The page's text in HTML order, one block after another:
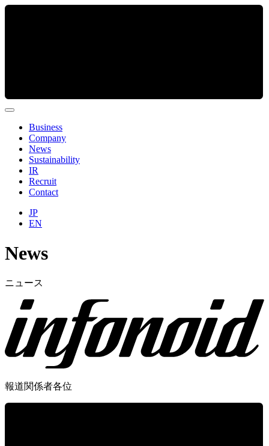
Business
Company
News
Sustainability
IR
Recruit
Contact
JP
EN
News
ニュース
報道関係者各位